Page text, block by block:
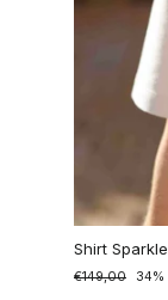
Shirt Sparkle
Normaler
€149,00
Sonderpreis34%